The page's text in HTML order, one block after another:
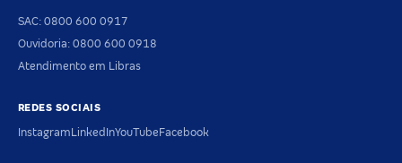
SAC: 0800 600 0917
Ouvidoria: 0800 600 0918
Atendimento em Libras
REDES SOCIAIS
InstagramLinkedInYouTubeFacebook